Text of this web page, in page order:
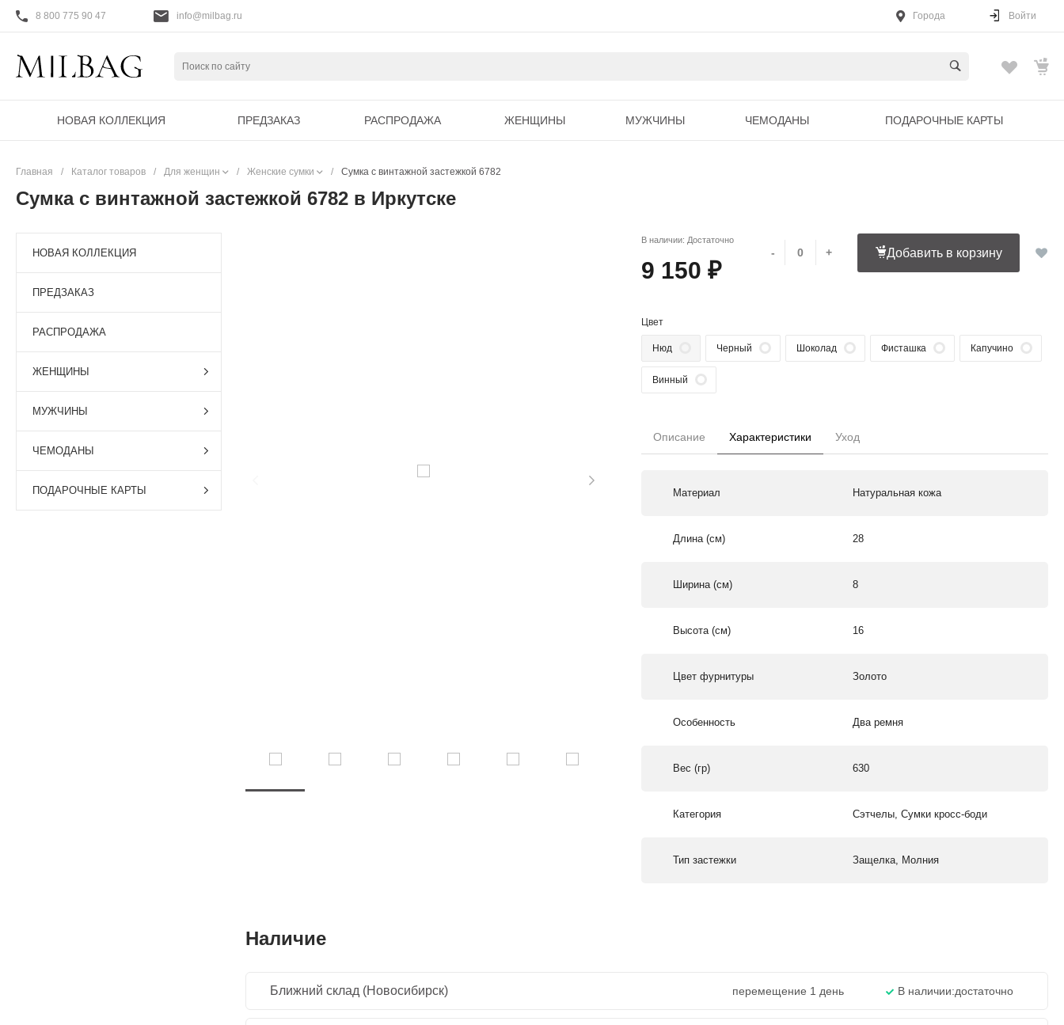
8 800 775 90 47 info@milbag.ru Города Войти
НОВАЯ КОЛЛЕКЦИЯ ПРЕДЗАКАЗ РАСПРОДАЖА ЖЕНЩИНЫ МУЖЧИНЫ ЧЕМОДАНЫ ПОДАРОЧНЫЕ КАРТЫ
Главная / Каталог товаров / Для женщин / Женские сумки / Сумка с винтажной застежкой 6782
Сумка с винтажной застежкой 6782 в Иркутске
НОВАЯ КОЛЛЕКЦИЯ
ПРЕДЗАКАЗ
РАСПРОДАЖА
ЖЕНЩИНЫ
МУЖЧИНЫ
ЧЕМОДАНЫ
ПОДАРОЧНЫЕ КАРТЫ
В наличии: Достаточно
9 150 ₽
- + Добавить в корзину
Цвет
Нюд Черный Шоколад Фисташка Капучино
Винный
Описание Характеристики Уход
Материал Натуральная кожа
Длина (см) 28
Ширина (см) 8
Высота (см) 16
Цвет фурнитуры Золото
Особенность Два ремня
Вес (гр) 630
Категория Сэтчелы, Сумки кросс-боди
Тип застежки Защелка, Молния
Наличие
Ближний склад (Новосибирск) перемещение 1 день В наличии:достаточно